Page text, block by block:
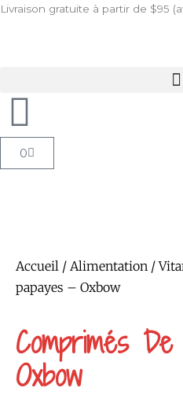
Aller
Livraison gratuite à partir de $95
0
Panier
Accueil / Alimentation /
papayes – Oxbow
Comprimés
Oxbow